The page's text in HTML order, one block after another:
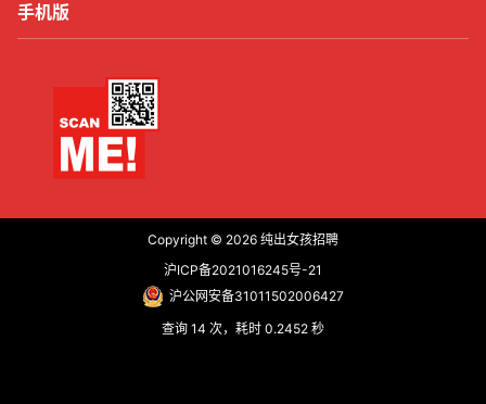
手机版
Copyright © 2026 纯出女孩招聘
沪ICP备2021016245号-21
沪公网安备31011502006427
查询 14 次，耗时 0.2452 秒